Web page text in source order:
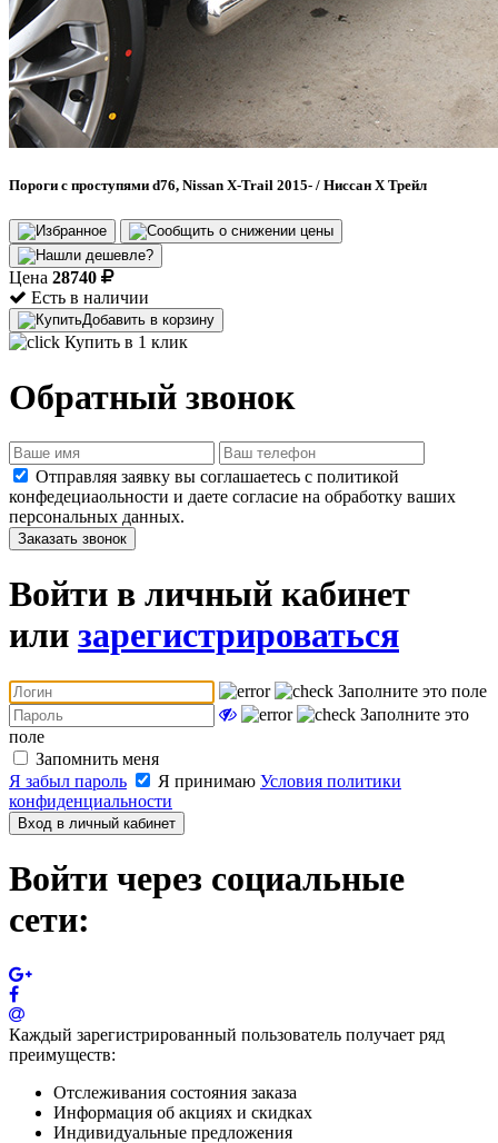
Пороги с проступями d76, Nissan X-Trail 2015- / Ниссан Х Трейл
Цена 28740
Есть в наличии
Добавить в корзину
Купить в 1 клик
Обратный звонок
Отправляя заявку вы соглашаетесь с политикой
конфедециаольности и даете согласие на обработку ваших
персональных данных.
Заказать звонок
Войти в личный кабинет
или зарегистрироваться
Заполните это поле
Заполните это
поле
Запомнить меня
Я забыл пароль
Я принимаю Условия политики
конфиденциальности
Вход в личный кабинет
Войти через социальные
сети:
Каждый зарегистрированный пользователь получает ряд
преимуществ:
Отслеживания состояния заказа
Информация об акциях и скидках
Индивидуальные предложения